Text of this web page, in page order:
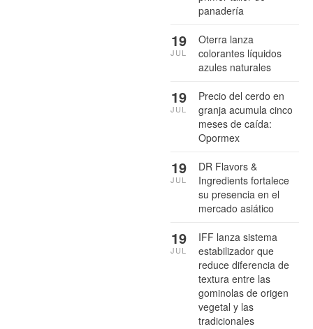
panadería
Oterra lanza
colorantes líquidos
azules naturales
19
JUL
Precio del cerdo en
granja acumula cinco
meses de caída:
Opormex
19
JUL
DR Flavors &
Ingredients fortalece
su presencia en el
mercado asiático
19
JUL
IFF lanza sistema
estabilizador que
reduce diferencia de
textura entre las
gominolas de origen
vegetal y las
tradicionales
19
JUL